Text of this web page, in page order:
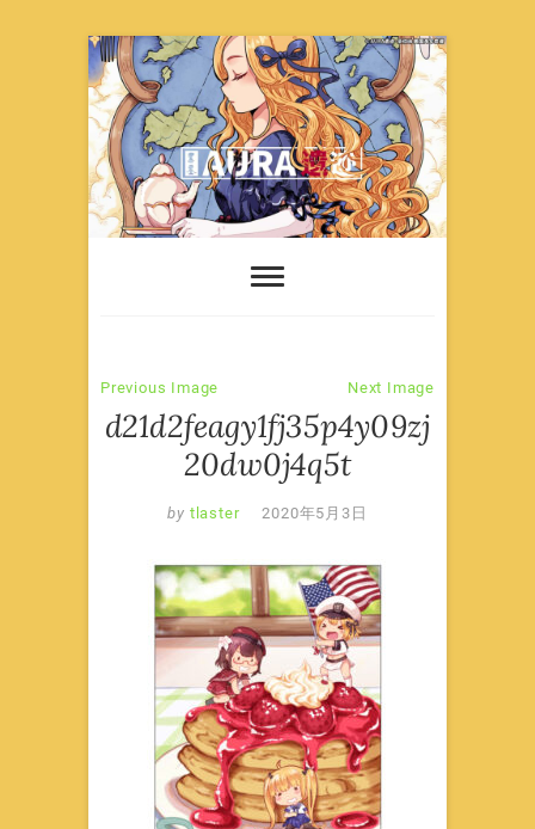
Skip
to
content
Previous Image Next Image
d21d2feagy1fj35p4y09zj
20dw0j4q5t
by tlaster 2020年5月3日